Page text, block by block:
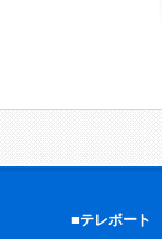
■テレボート